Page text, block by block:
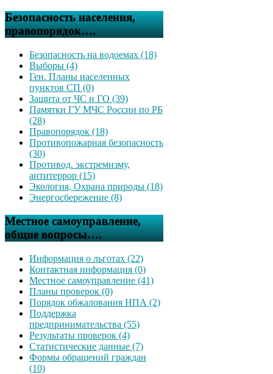
Безопасность населения,
правопорядок….
Безопасность на водоемах (18)
Выборы (4)
Ген. Планы населенных
пунктов СП (0)
Защита от ЧС и ГО (39)
Памятки ГУ МЧС России по РБ
(28)
Правопорядок (18)
Противопожарная безопасность
(30)
Противод. экстремизму,
антитеррор (15)
Экология, Охрана природы (18)
Энергосбережение (8)
Местное самоуправление,
общие вопросы….
Информация о льготах (22)
Контактная информация (0)
Местное самоуправление (41)
Планы проверок (0)
Порядок обжалования НПА (2)
Поддержка
предпринимательства (55)
Результаты проверок (4)
Статистические данные (7)
Формы обращений граждан
(10)